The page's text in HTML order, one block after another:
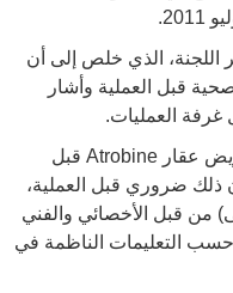
الذي خلص إلى أن
قبل العملية وأشار
العمليات.
وجاء فيه أن فني التخدير “لم يعط المريض عقار Atrobine قبل
ذلك ضروري قبل العملية،
من قبل الأخصائي والفني
حسب التعليمات الناظمة في